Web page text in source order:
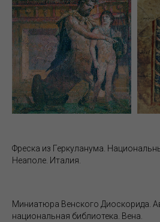
Фреска из Геркуланума.
Неаполе. Италия.
Миниатюра Венского Диоскорида.
национальная библиотека. Вена.